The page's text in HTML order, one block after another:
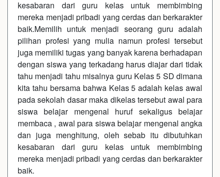
kesabaran dari guru kelas untuk membimbing
mereka menjadi pribadi yang cerdas dan berkarakter
baik.Memilih untuk menjadi seorang guru adalah
pilihan profesi yang mulia namun profesi tersebut
juga memiliki tugas yang banyak karena berhadapan
dengan siswa yang terkadang harus diajar dari tidak
tahu menjadi tahu misalnya guru Kelas 5 SD dimana
kita tahu bersama bahwa Kelas 5 adalah kelas awal
pada sekolah dasar maka dikelas tersebut awal para
siswa belajar mengenal huruf sekaligus belajar
membaca , awal para siswa belajar mengenal angka
dan juga menghitung, oleh sebab itu dibutuhkan
kesabaran dari guru kelas untuk membimbing
mereka menjadi pribadi yang cerdas dan berkarakter
baik.